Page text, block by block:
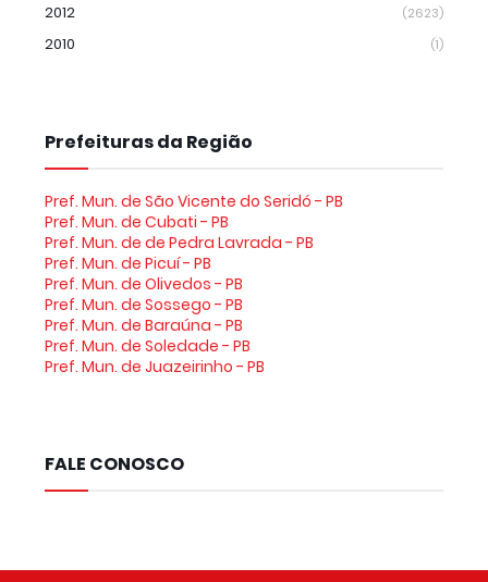
2012 (2623)
2010 (1)
Prefeituras da Região
Pref. Mun. de São Vicente do Seridó - PB
Pref. Mun. de Cubati - PB
Pref. Mun. de de Pedra Lavrada - PB
Pref. Mun. de Picuí - PB
Pref. Mun. de Olivedos - PB
Pref. Mun. de Sossego - PB
Pref. Mun. de Baraúna - PB
Pref. Mun. de Soledade - PB
Pref. Mun. de Juazeirinho - PB
FALE CONOSCO